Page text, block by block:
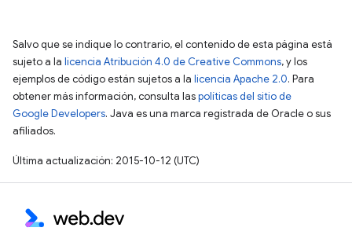
Salvo que se indique lo contrario, el contenido de esta página está
sujeto a la licencia Atribución 4.0 de Creative Commons, y los
ejemplos de código están sujetos a la licencia Apache 2.0. Para
obtener más información, consulta laspolíticas del sitio de
Google Developers. Java es una marca registrada de Oracle o sus
afiliados.
Última actualización: 2015-10-12 (UTC)